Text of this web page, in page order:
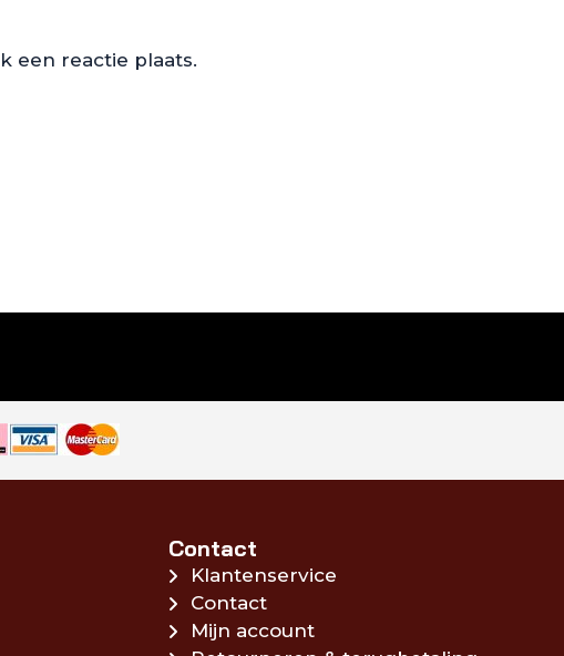
een reactie plaats.
Contact
Klantenservice
Contact
Mijn account